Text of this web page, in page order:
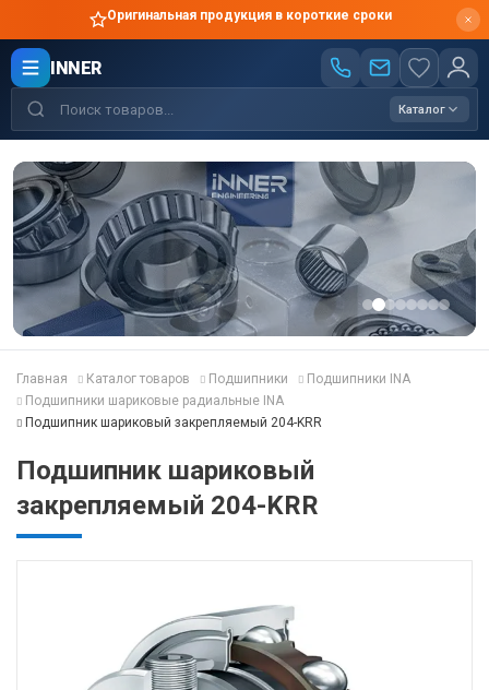
Оригинальная продукция в короткие сроки
INNER
Каталог
Главная Каталог товаров Подшипники
Подшипники INA
Подшипники шариковые радиальные INA
Подшипник шариковый закрепляемый 204-KRR
Подшипник шариковый
закрепляемый 204-KRR